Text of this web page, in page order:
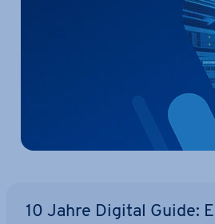
10 Jahre Digital Guide: